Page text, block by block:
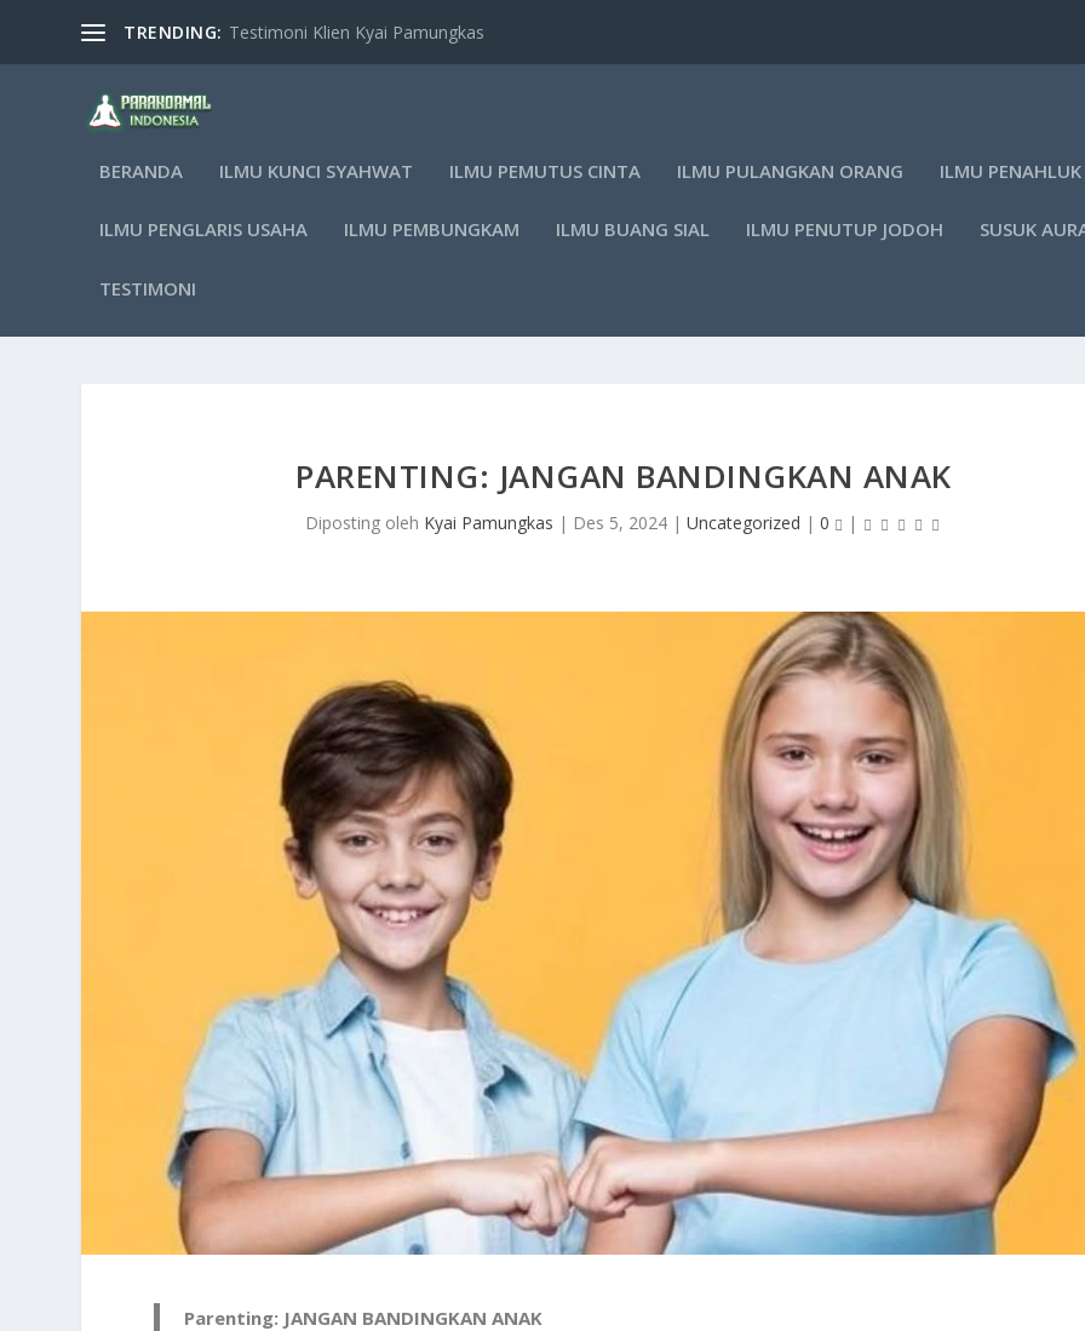
TRENDING: Testimoni Klien Kyai Pamungkas
BERANDA ILMU KUNCI SYAHWAT ILMU PEMUTUS CINTA ILMU PULANGKAN ORANG ILMU
ILMU PENGLARIS USAHA ILMU PEMBUNGKAM ILMU BUANG SIAL ILMU PENUTUP JODOH SUSUK
TESTIMONI
PARENTING: JANGAN BANDINGKAN ANAK
Diposting oleh Kyai Pamungkas | Des 5, 2024| Uncategorized | 0 |
Parenting: JANGAN BANDINGKAN ANAK